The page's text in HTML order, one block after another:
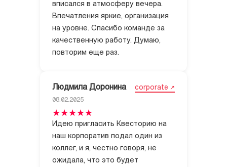
вписался в атмосферу вечера.
Впечатления яркие, организация
на уровне. Спасибо команде за
качественную работу. Думаю,
Людмила Доронина corporate
08.02.2025
Идею пригласить Квесторию на
наш корпоратив подал один из
коллег, и я, честно говоря, не
ожидала, что это будет